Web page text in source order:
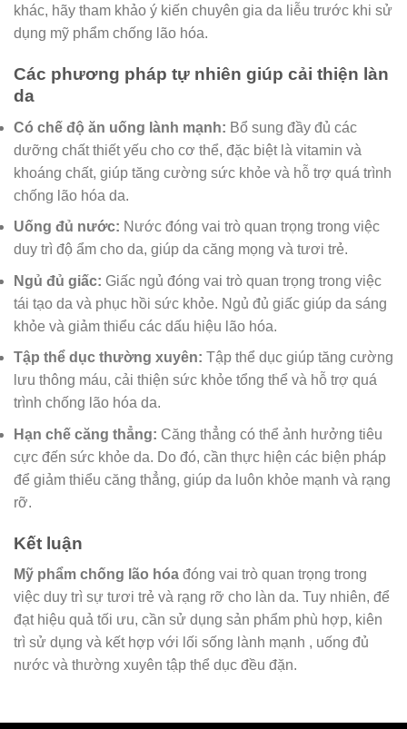
khác, hãy tham khảo ý kiến chuyên gia da liễu trước khi sử
dụng mỹ phẩm chống lão hóa.
Các phương pháp tự nhiên giúp cải thiện làn
da
Có chế độ ăn uống lành mạnh: Bổ sung đầy đủ các
dưỡng chất thiết yếu cho cơ thể, đặc biệt là vitamin và
khoáng chất, giúp tăng cường sức khỏe và hỗ trợ quá trình
chống lão hóa da.
Uống đủ nước: Nước đóng vai trò quan trọng trong việc
duy trì độ ẩm cho da, giúp da căng mọng và tươi trẻ.
Ngủ đủ giấc: Giấc ngủ đóng vai trò quan trọng trong việc
tái tạo da và phục hồi sức khỏe. Ngủ đủ giấc giúp da sáng
khỏe và giảm thiểu các dấu hiệu lão hóa.
Tập thể dục thường xuyên: Tập thể dục giúp tăng cường
lưu thông máu, cải thiện sức khỏe tổng thể và hỗ trợ quá
trình chống lão hóa da.
Hạn chế căng thẳng: Căng thẳng có thể ảnh hưởng tiêu
cực đến sức khỏe da. Do đó, cần thực hiện các biện pháp
để giảm thiểu căng thẳng, giúp da luôn khỏe mạnh và rạng
rỡ.
Kết luận
Mỹ phẩm chống lão hóa đóng vai trò quan trọng trong
việc duy trì sự tươi trẻ và rạng rỡ cho làn da. Tuy nhiên, để
đạt hiệu quả tối ưu, cần sử dụng sản phẩm phù hợp, kiên
trì sử dụng và kết hợp với lối sống lành mạnh , uống đủ
nước và thường xuyên tập thể dục đều đặn.